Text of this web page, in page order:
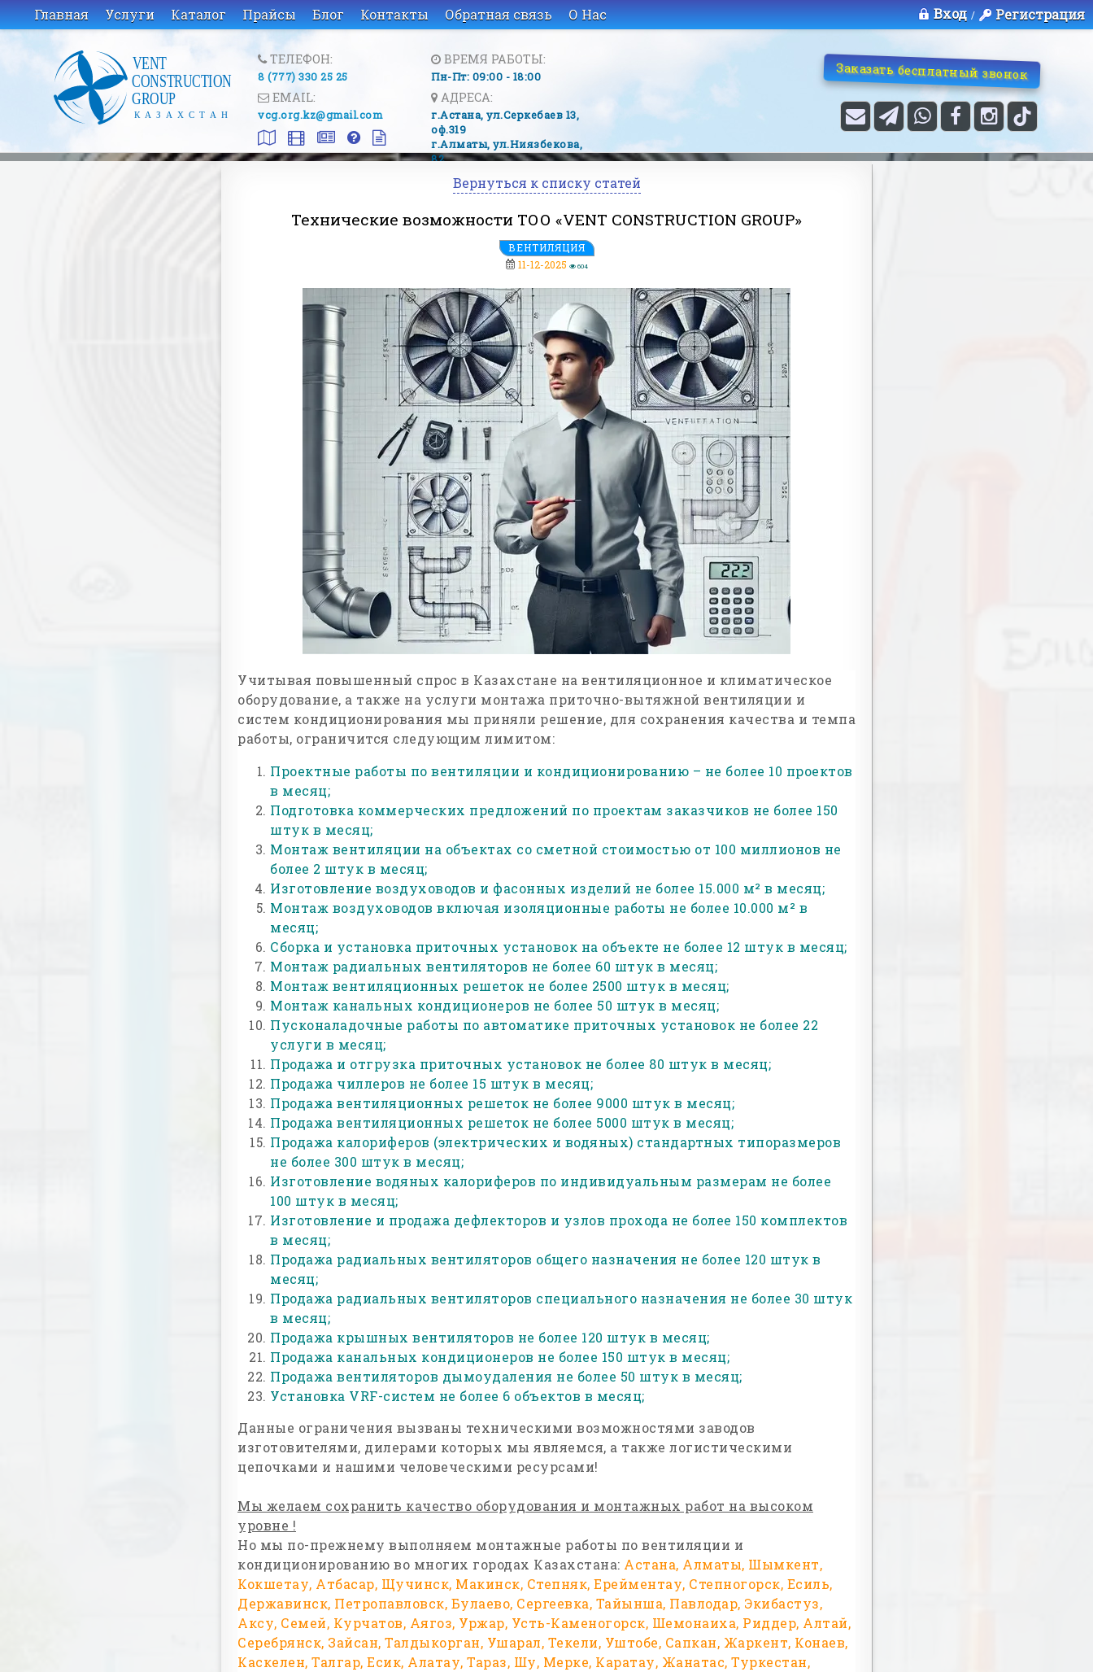
Главная Услуги Каталог Прайсы Блог Контакты Обратная связь О Нас Вход / Регистрация
ТЕЛЕФОН:
8 (777) 330 25 25
ВРЕМЯ РАБОТЫ:
Пн-Пт: 09:00 - 18:00
EMAIL:
vcg.org.kz@gmail.com
АДРЕСА:
г.Астана, ​ул.Серкебаев 13,
оф.319
г.Алматы, ​ул.Ниязбекова,
82
Заказать бесплатный звонок
Вернуться к списку статей
Технические возможности ТОО «VENT CONSTRUCTION GROUP»
ВЕНТИЛЯЦИЯ
11-12-2025
604
Учитывая повышенный спрос в Казахстане на вентиляционное и климатическое
оборудование, а также на услуги монтажа приточно-вытяжной вентиляции и
систем кондиционирования мы приняли решение, для сохранения качества и темпа
работы, ограничится следующим лимитом:
Проектные работы по вентиляции и кондиционированию – не более 10 проектов
в месяц;
Подготовка коммерческих предложений по проектам заказчиков не более 150
штук в месяц;
Монтаж вентиляции на объектах со сметной стоимостью от 100 миллионов не
более 2 штук в месяц;
Изготовление воздуховодов и фасонных изделий не более 15.000 м² в месяц;
Монтаж воздуховодов включая изоляционные работы не более 10.000 м² в
месяц;
Сборка и установка приточных установок на объекте не более 12 штук в месяц;
Монтаж радиальных вентиляторов не более 60 штук в месяц;
Монтаж вентиляционных решеток не более 2500 штук в месяц;
Монтаж канальных кондиционеров не более 50 штук в месяц;
Пусконаладочные работы по автоматике приточных установок не более 22
услуги в месяц;
Продажа и отгрузка приточных установок не более 80 штук в месяц;
Продажа чиллеров не более 15 штук в месяц;
Продажа вентиляционных решеток не более 9000 штук в месяц;
Продажа вентиляционных решеток не более 5000 штук в месяц;
Продажа калориферов (электрических и водяных) стандартных типоразмеров
не более 300 штук в месяц;
Изготовление водяных калориферов по индивидуальным размерам не более
100 штук в месяц;
Изготовление и продажа дефлекторов и узлов прохода не более 150 комплектов
в месяц;
Продажа радиальных вентиляторов общего назначения не более 120 штук в
месяц;
Продажа радиальных вентиляторов специального назначения не более 30 штук
в месяц;
Продажа крышных вентиляторов не более 120 штук в месяц;
Продажа канальных кондиционеров не более 150 штук в месяц;
Продажа вентиляторов дымоудаления не более 50 штук в месяц;
Установка VRF-систем не более 6 объектов в месяц;
Данные ограничения вызваны техническими возможностями заводов
изготовителями, дилерами которых мы являемся, а также логистическими
цепочками и нашими человеческими ресурсами!
Мы желаем сохранить качество оборудования и монтажных работ на высоком
уровне !
Но мы по-прежнему выполняем монтажные работы по вентиляции и
кондиционированию во многих городах Казахстана: Астана, Алматы, Шымкент,
Кокшетау, Атбасар, Щучинск, Макинск, Степняк, Ерейментау, Степногорск, Есиль,
Державинск, Петропавловск, Булаево, Сергеевка, Тайынша, Павлодар, Экибастуз,
Аксу, Семей, Курчатов, Аягоз, Уржар, Усть-Каменогорск, Шемонаиха, Риддер, Алтай,
Серебрянск, Зайсан, Талдыкорган, Ушарал, Текели, Уштобе, Сапкан, Жаркент, Конаев,
Каскелен, Талгар, Есик, Алатау, Тараз, Шу, Мерке, Каратау, Жанатас, Туркестан,